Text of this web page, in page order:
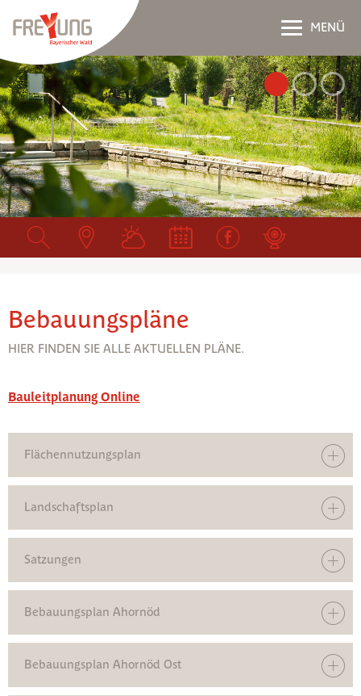
MENÜ
Bebauungspläne
HIER FINDEN SIE ALLE AKTUELLEN PLÄNE.
Bauleitplanung Online
Flächennutzungsplan
Landschaftsplan
Satzungen
Bebauungsplan Ahornöd
Bebauungsplan Ahornöd Ost